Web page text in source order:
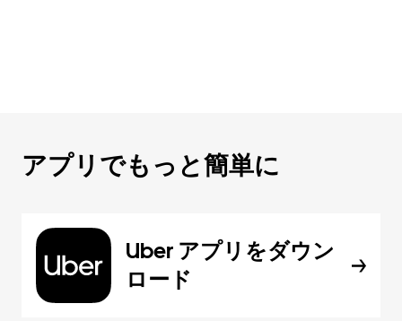
アプリでもっと簡単に
Uber アプリをダウン
ロード